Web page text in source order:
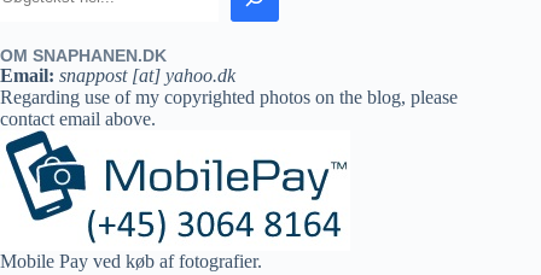
OM SNAPHANEN.DK
Email: snappost [at] yahoo.dk
Regarding use of my copyrighted photos on the blog, please
contact email above.
Mobile Pay ved køb af fotografier.